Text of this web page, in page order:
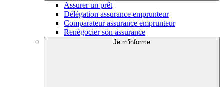
Assurer un prêt
Délégation assurance emprunteur
Comparateur assurance emprunteur
Renégocier son assurance
Je m'informe